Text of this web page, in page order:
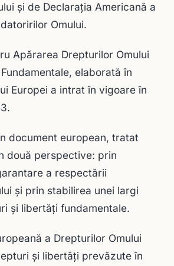
şi de Declaraţia Americană a
Omului.
Apărarea Drepturilor Omului
elaborată în
Europei a intrat în vigoare în
document european, tratat
două perspective: prin
a respectării
și prin stabilirea unei largi
și libertăți fundamentale.
a Drepturilor Omului
și libertăți prevăzute în